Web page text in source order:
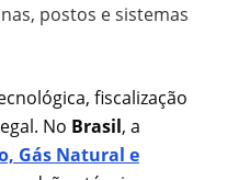
postos e sistemas
fiscalização
No Brasil, a
Gás Natural e